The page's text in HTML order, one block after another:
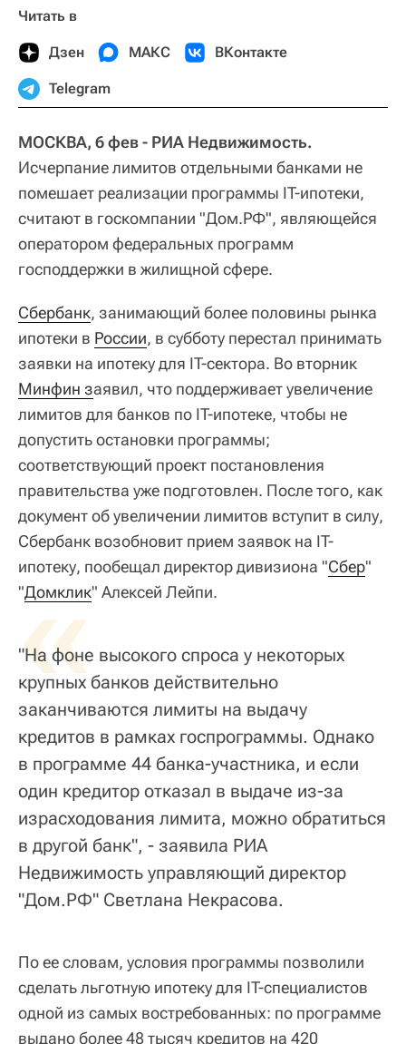
Читать в
Дзен МАКС ВКонтакте
Telegram
МОСКВА, 6 фев - РИА Недвижимость.
Исчерпание лимитов отдельными банками не
помешает реализации программы IT-ипотеки,
считают в госкомпании "Дом.РФ", являющейся
оператором федеральных программ
господдержки в жилищной сфере.
Сбербанк, занимающий более половины рынка
ипотеки в России, в субботу перестал принимать
заявки на ипотеку для IT-сектора. Во вторник
Минфин заявил, что поддерживает увеличение
лимитов для банков по IT-ипотеке, чтобы не
допустить остановки программы;
соответствующий проект постановления
правительства уже подготовлен. После того, как
документ об увеличении лимитов вступит в силу,
Сбербанк возобновит прием заявок на IT-
ипотеку, пообещал директор дивизиона "Сбер"
"Домклик" Алексей Лейпи.
«
"На фоне высокого спроса у некоторых
крупных банков действительно
заканчиваются лимиты на выдачу
кредитов в рамках госпрограммы. Однако
в программе 44 банка-участника, и если
один кредитор отказал в выдаче из-за
израсходования лимита, можно обратиться
в другой банк", - заявила РИА
Недвижимость управляющий директор
"Дом.РФ" Светлана Некрасова.
По ее словам, условия программы позволили
сделать льготную ипотеку для IT-специалистов
одной из самых востребованных: по программе
выдано более 48 тысяч кредитов на 420